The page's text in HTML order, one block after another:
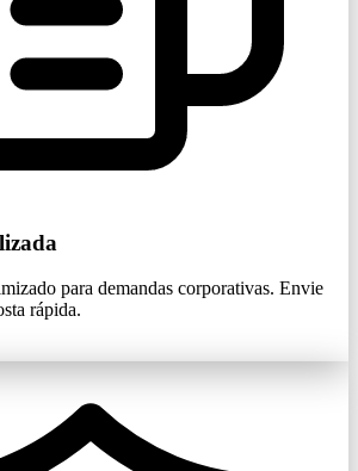
para demandas corporativas. Envie
rápida.